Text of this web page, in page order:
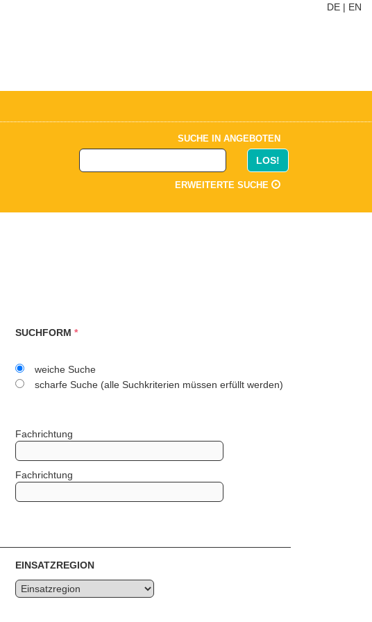
DE | EN
SUCHE IN ANGEBOTEN
LOS!
ERWEITERTE SUCHE
SUCHFORM *
weiche Suche
scharfe Suche (alle Suchkriterien müssen erfüllt werden)
Fachrichtung
Fachrichtung
EINSATZREGION